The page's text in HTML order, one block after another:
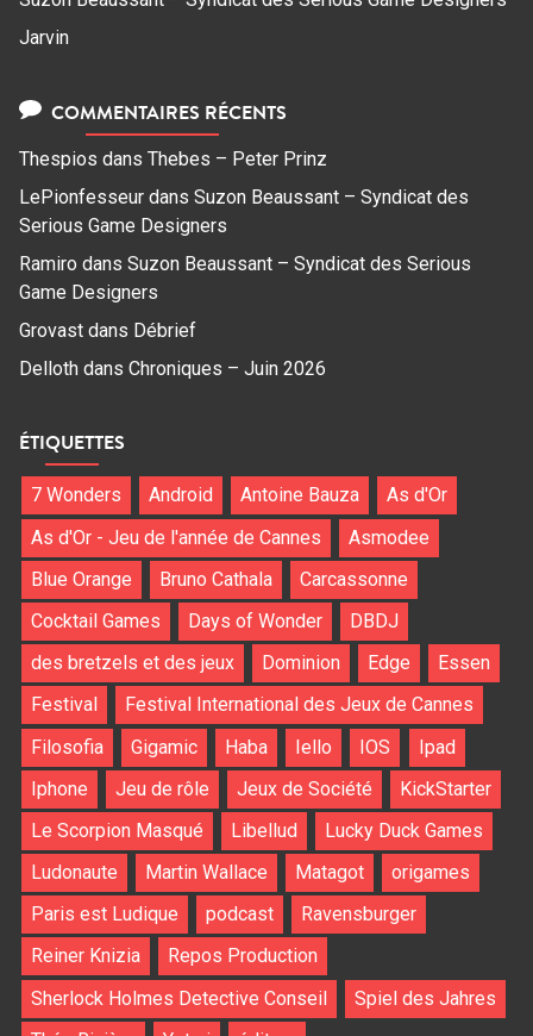
Jarvin
COMMENTAIRES RÉCENTS
Thespios dans Thebes – Peter Prinz
LePionfesseur dans Suzon Beaussant – Syndicat des
Serious Game Designers
Ramiro dans Suzon Beaussant – Syndicat des Serious
Game Designers
Grovast dans Débrief
Delloth dans Chroniques – Juin 2026
ÉTIQUETTES
7 Wonders Android Antoine Bauza
As d'Or
As d'Or - Jeu de l'année de Cannes
Asmodee
Blue Orange
Bruno Cathala
Carcassonne
Cocktail Games
Days of Wonder
DBDJ
des bretzels et des jeux
Dominion Edge
Essen
Festival
Festival International des Jeux de Cannes
Filosofia
Gigamic Haba Iello IOS
Ipad
Iphone
Jeu de rôle Jeux de Société
KickStarter
Le Scorpion Masqué
Libellud
Lucky Duck Games
Ludonaute
Martin Wallace Matagot
origames
Paris est Ludique
podcast
Ravensburger
Reiner Knizia
Repos Production
Sherlock Holmes Detective Conseil
Spiel des Jahres